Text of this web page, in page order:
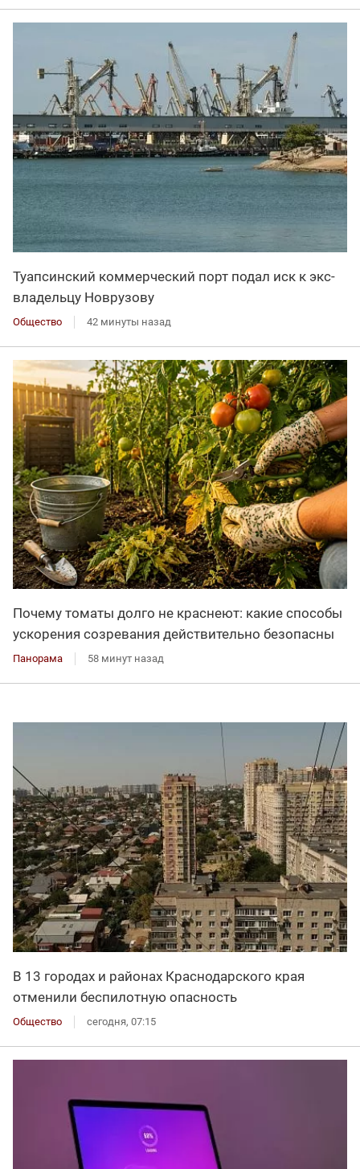
Туапсинский коммерческий порт подал иск к экс-
владельцу Новрузову
Общество 42 минуты назад
Почему томаты долго не краснеют: какие способы
ускорения созревания действительно безопасны
Панорама 58 минут назад
В 13 городах и районах Краснодарского края
отменили беспилотную опасность
Общество сегодня, 07:15